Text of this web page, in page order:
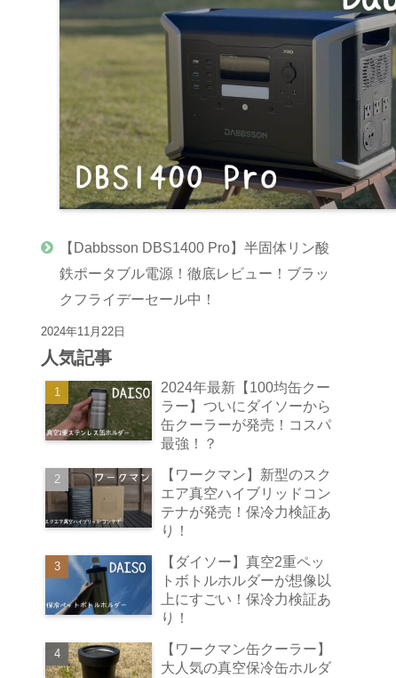
【Dabbsson DBS1400 Pro】半固体リン酸
鉄ポータブル電源！徹底レビュー！ブラッ
クフライデーセール中！
2024年11月22日
人気記事
2024年最新【100均缶クー
ラー】ついにダイソーから
缶クーラーが発売！コスパ
最強！？
【ワークマン】新型のスク
エア真空ハイブリッドコン
テナが発売！保冷力検証あ
り！
【ダイソー】真空2重ペッ
トボトルホルダーが想像以
上にすごい！保冷力検証あ
り！
【ワークマン缶クーラー】
大人気の真空保冷缶ホルダ